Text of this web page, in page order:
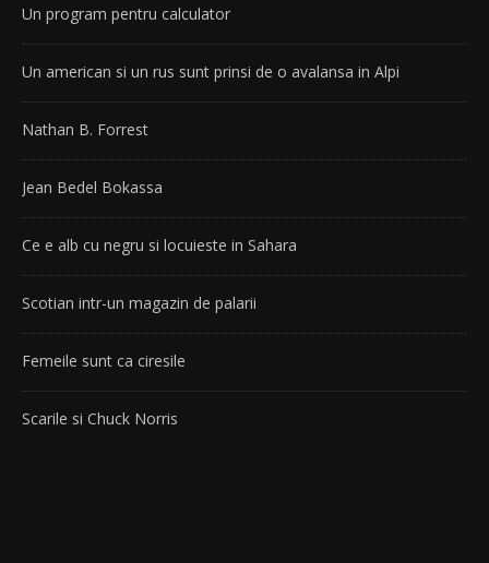
Un program pentru calculator
Un american si un rus sunt prinsi de o avalansa in Alpi
Nathan B. Forrest
Jean Bedel Bokassa
Ce e alb cu negru si locuieste in Sahara
Scotian intr-un magazin de palarii
Femeile sunt ca ciresile
Scarile si Chuck Norris